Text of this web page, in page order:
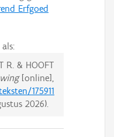
Erfgoed
R. & HOOFT
[online],
175911
2026).